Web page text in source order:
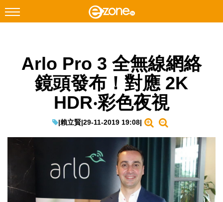
Facebook Instagram
科技焦點
教學評測
EduTech
生成式AI與雲端應用
Arlo Pro 3 全無線網絡
鏡頭發布！對應 2K
HDR‧彩色夜視
|賴立賢|29-11-2019 19:08|